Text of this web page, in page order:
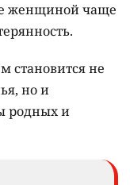
женщиной чаще
становится не
но и
родных и